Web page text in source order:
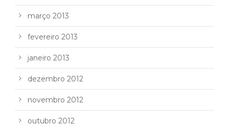
março 2013
fevereiro 2013
janeiro 2013
dezembro 2012
novembro 2012
outubro 2012